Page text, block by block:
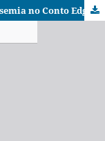
Análise Semântica: Homonímia e Polissemia no Conto Edgar Allan Poe